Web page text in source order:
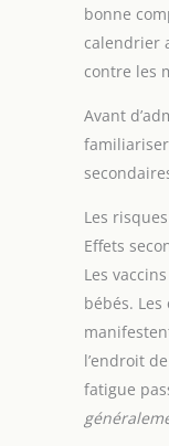
bonne
calendrier
contre les
Avant
Les
Effets
Les
bébés.
l’endroit
fatigue